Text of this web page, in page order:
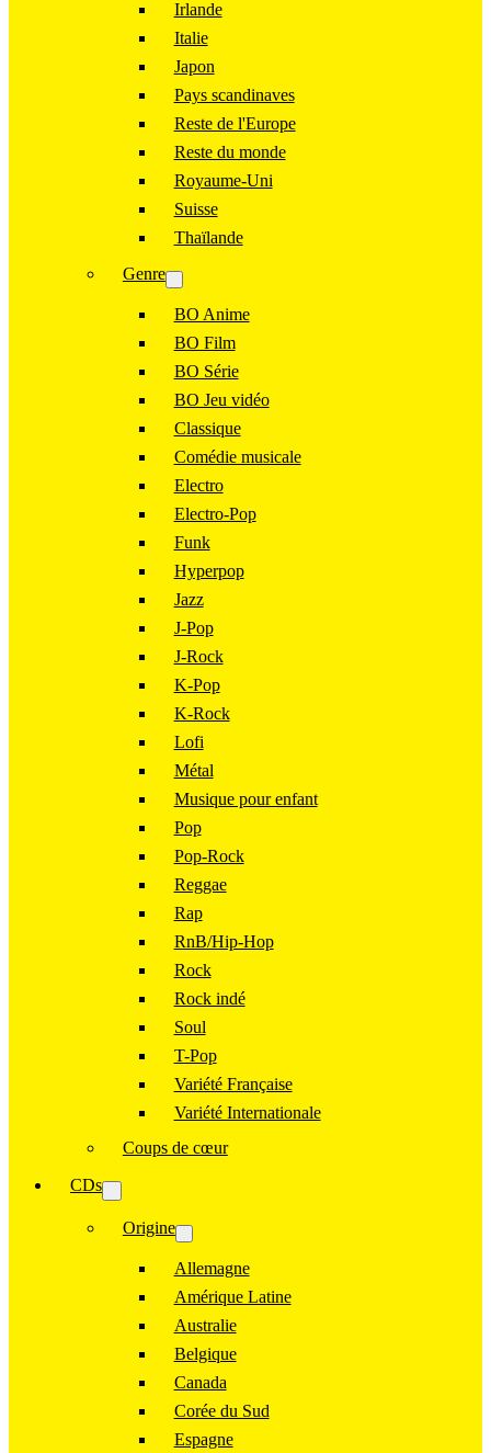
Irlande
Italie
Japon
Pays scandinaves
Reste de l'Europe
Reste du monde
Royaume-Uni
Suisse
Thaïlande
Genre
BO Anime
BO Film
BO Série
BO Jeu vidéo
Classique
Comédie musicale
Electro
Electro-Pop
Funk
Hyperpop
Jazz
J-Pop
J-Rock
K-Pop
K-Rock
Lofi
Métal
Musique pour enfant
Pop
Pop-Rock
Reggae
Rap
RnB/Hip-Hop
Rock
Rock indé
Soul
T-Pop
Variété Française
Variété Internationale
Coups de cœur
CDs
Origine
Allemagne
Amérique Latine
Australie
Belgique
Canada
Corée du Sud
Espagne